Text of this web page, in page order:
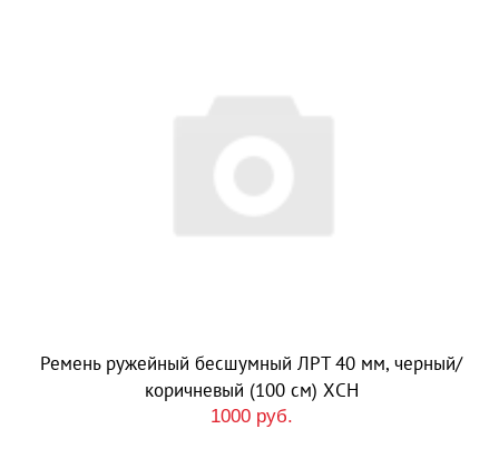
Ремень ружейный бесшумный ЛРТ 40 мм, черный/
коричневый (100 см) ХСН
1000 руб.